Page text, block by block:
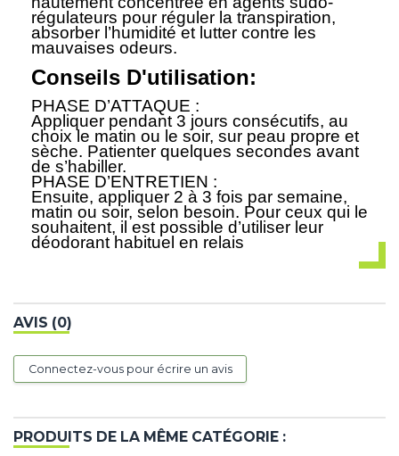
régulateurs pour réguler la transpiration,
absorber l’humidité et lutter contre les
mauvaises odeurs.
Conseils D'utilisation:
PHASE D’ATTAQUE :
Appliquer pendant 3 jours consécutifs, au
choix le matin ou le soir, sur peau propre et
sèche. Patienter quelques secondes avant
de s’habiller.
PHASE D’ENTRETIEN :
Ensuite, appliquer 2 à 3 fois par semaine,
matin ou soir, selon besoin. Pour ceux qui le
souhaitent, il est possible d’utiliser leur
déodorant habituel en relais
AVIS (0)
Connectez-vous pour écrire un avis
PRODUITS DE LA MÊME CATÉGORIE :